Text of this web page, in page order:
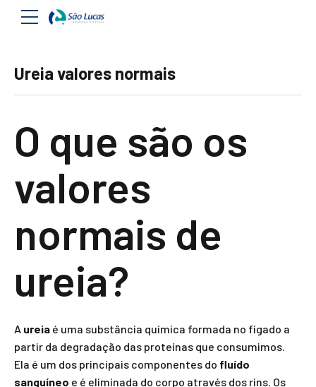
Ureia valores normais
O que são os
valores
normais de
ureia?
A ureia é uma substância química formada no fígado a
partir da degradação das proteínas que consumimos.
Ela é um dos principais componentes do fluído
sanguíneo e é eliminada do corpo através dos rins. Os